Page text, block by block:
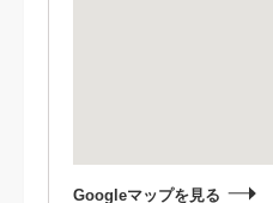
Googleマップを見る